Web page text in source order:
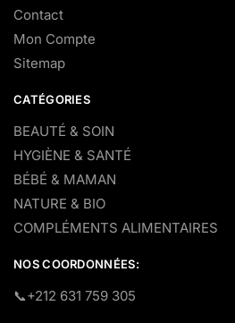
Contact
Mon Compte
Sitemap
CATÉGORIES
BEAUTÉ & SOIN
HYGIÈNE & SANTÉ
BÉBÉ & MAMAN
NATURE & BIO
COMPLÉMENTS ALIMENTAIRES
NOS COORDONNÉES:
​📞+212 631 759 305